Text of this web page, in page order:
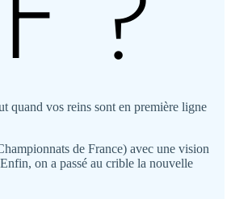
quand vos reins sont en première ligne
de France) avec une vision
on a passé au crible la nouvelle